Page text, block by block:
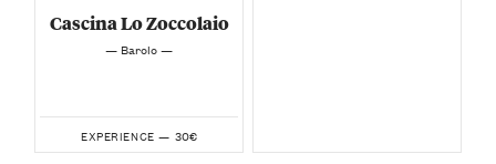
Cascina Lo Zoccolaio
— Barolo —
EXPERIENCE — 30€